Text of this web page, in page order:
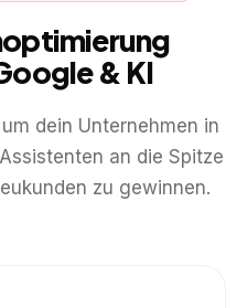
& KI
dein Unternehmen in
an die Spitze
zu gewinnen.